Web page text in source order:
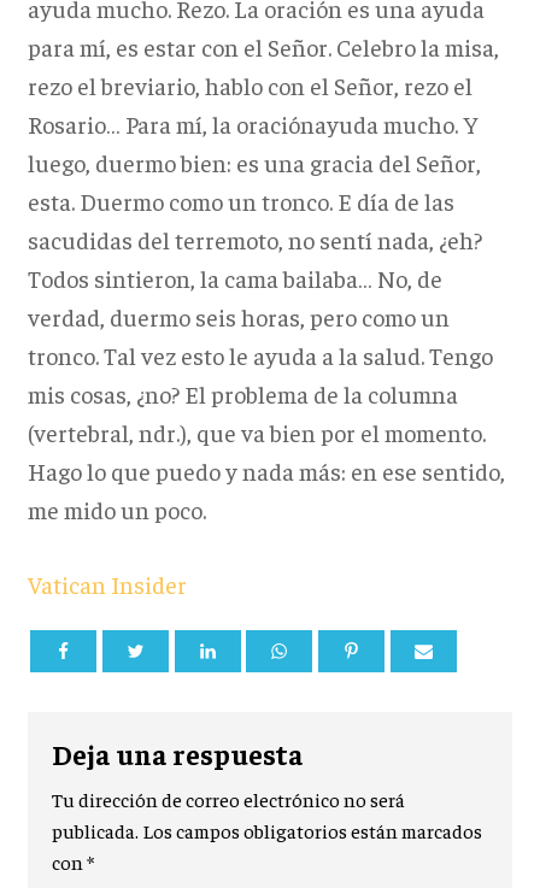
ayuda mucho. Rezo. La oración es una ayuda
para mí, es estar con el Señor. Celebro la misa,
rezo el breviario, hablo con el Señor, rezo el
Rosario… Para mí, la oraciónayuda mucho. Y
luego, duermo bien: es una gracia del Señor,
esta. Duermo como un tronco. E día de las
sacudidas del terremoto, no sentí nada, ¿eh?
Todos sintieron, la cama bailaba… No, de
verdad, duermo seis horas, pero como un
tronco. Tal vez esto le ayuda a la salud. Tengo
mis cosas, ¿no? El problema de la columna
(vertebral, ndr.), que va bien por el momento.
Hago lo que puedo y nada más: en ese sentido,
me mido un poco.
Vatican Insider
Deja una respuesta
Tu dirección de correo electrónico no será
publicada. Los campos obligatorios están marcados
con*